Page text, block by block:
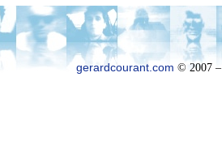
gerardcourant.com © 2007